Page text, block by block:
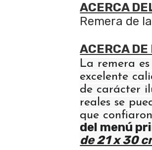
ACERCA
Remera de
ACERCA
La remera
excelente
de carácter
reales se
que
del menú
de 21 x 30